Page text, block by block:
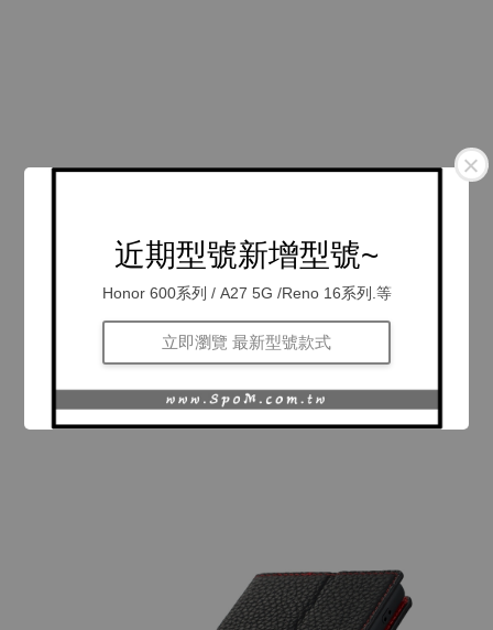
近期型號新增型號~
Honor 600系列 / A27 5G /Reno 16系列.等
立即瀏覽 最新型號款式